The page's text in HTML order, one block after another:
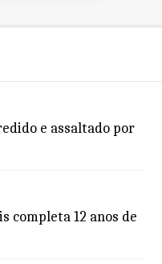
e assaltado por
completa 12 anos de